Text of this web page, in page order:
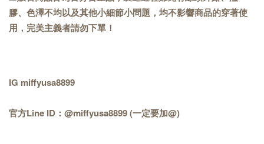
膠、色澤不均以及其他小細節小問題，均不影響商品的穿著使
用，完美主義者請勿下單！
IG miffyusa8899
官方Line ID：@miffyusa8899 (一定要加@)